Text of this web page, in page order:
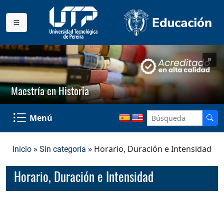
Maestría en Historia
Menú
Inicio » Sin categoría » Horario, Duración e Intensidad
Horario, Duración e Intensidad